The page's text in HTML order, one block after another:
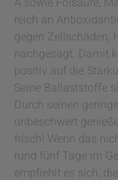
reich an
gegen Zellschäden,
nachgesagt. Damit
positiv auf die
Seine Ballaststoffe
Durch seinen
unbeschwert
frisch! Wenn das
rund fünf Tage im
empfiehlt es sich,